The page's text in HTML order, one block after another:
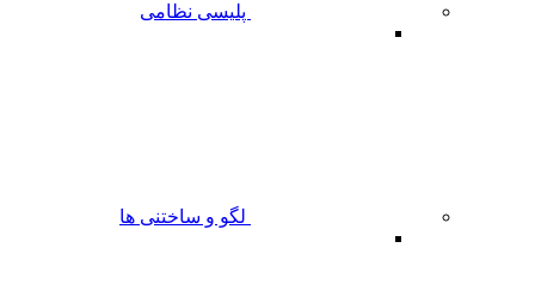
پلیسی نظامی
لگو و ساختنی ها